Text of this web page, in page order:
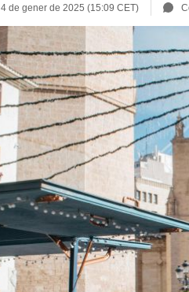
4 de gener de 2025 (15:09 CET)